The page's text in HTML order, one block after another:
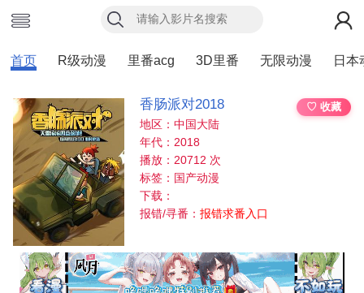
首页 R级动漫 里番acg 3D里番 无限动漫 日本
香肠派对2018
♡ 收藏
地区：中国大陆
年代：2018
播放：20712 次
标签：国产动漫
下载：
报错/寻番：报错求番入口